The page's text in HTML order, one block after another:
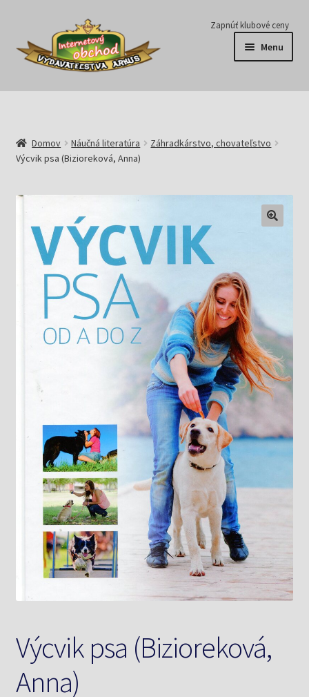
Preskočiť
navigáciu
Preskočiť
obsah
Zapnúť klubové ceny
Menu
Série
E-knihy
Predplatné
Pripravujeme
Pre školy
Kontakt
Domov Náučná literatúra
Záhradkárstvo, chovateľstvo
Výcvik psa (Bizioreková, Anna)
Výcvik psa (Bizioreková,
Anna)